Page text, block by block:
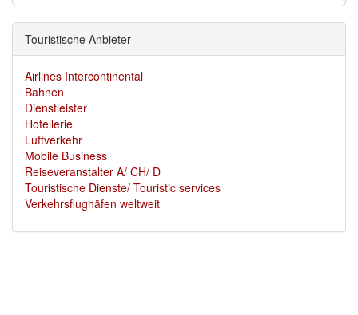
Touristische Anbieter
Airlines Intercontinental
Bahnen
Dienstleister
Hotellerie
Luftverkehr
Mobile Business
Reiseveranstalter A/ CH/ D
Touristische Dienste/ Touristic services
Verkehrsflughäfen weltweit